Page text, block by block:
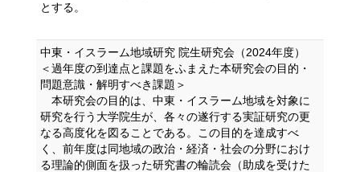
とする。
中東・イスラーム地域研究 院生研究会（2024年度）
＜過年度の到達点と課題をふまえた本研究会の目的・
問題意識・解明すべき課題＞
本研究会の目的は、中東・イスラーム地域を対象に
研究を行う大学院生が、各々の遂行する実証研究の更
なる高度化を図ることである。この目的を達成すべ
く、前年度は同地域の政治・経済・社会の分野におけ
る理論的側面を扱った研究書の輪読会（助成を受けた